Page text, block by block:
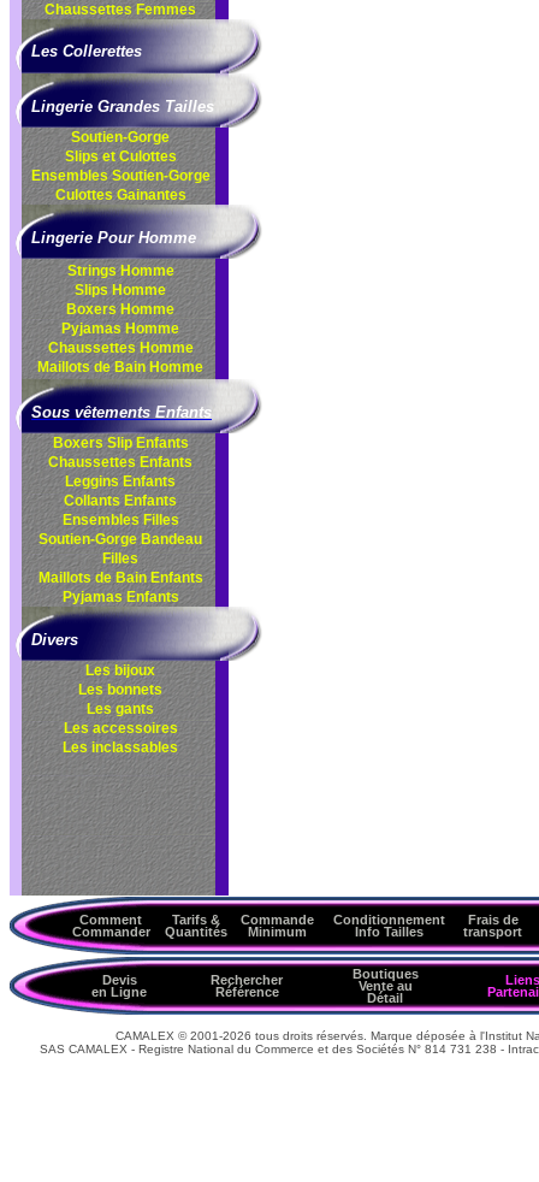
Chaussettes Femmes
Les Collerettes
Lingerie Grandes Tailles
Soutien-Gorge
Slips et Culottes
EnsemblesSoutien-Gorge
CulottesGainantes
Lingerie Pour Homme
Strings Homme
Slips Homme
Boxers Homme
Pyjamas Homme
Chaussettes Homme
Maillots de Bain Homme
Sous vêtements Enfants
Boxers Slip Enfants
Chaussettes Enfants
Leggins Enfants
Collants Enfants
Ensembles Filles
Soutien-Gorge Bandeau
Filles
Maillots de Bain Enfants
Pyjamas Enfants
Divers
Les bijoux
Les bonnets
Les gants
Les accessoires
Les inclassables
Comment
Commander
Tarifs &
Quantités
Commande
Minimum
Conditionnement
Info Tailles
Frais de
transport
Devis
en Ligne
Rechercher
Référence
Boutiques
Vente au
Détail
Liens
CAMALEX © 2001-2026 tous droits réservés. Marque déposée à l'Institut
SAS CAMALEX - Registre National du Commerce et des Sociétés N° 814 731 238 -